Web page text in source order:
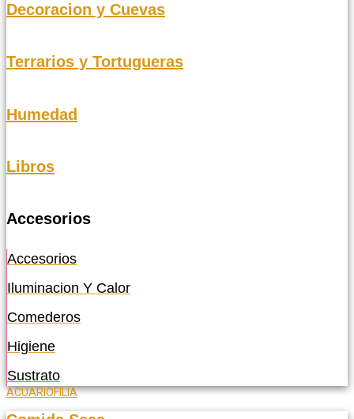
Decoracion y Cuevas
Terrarios y Tortugueras
Humedad
Libros
Accesorios
Accesorios
Iluminacion Y Calor
Comederos
Higiene
Sustrato
ACUARIOFILIA